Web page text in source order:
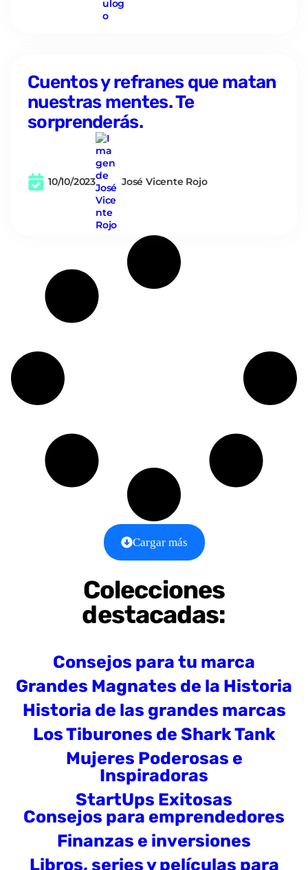
Cuentos y refranes que matan
nuestras mentes. Te
sorprenderás.
10/10/2023 José Vicente Rojo
Cargar más
Colecciones
destacadas:
Consejos para tu marca
Grandes Magnates de la Historia
Historia de las grandes marcas
Los Tiburones de Shark Tank
Mujeres Poderosas e
Inspiradoras
StartUps Exitosas
Consejos para emprendedores
Finanzas e inversiones
Libros, series y películas para